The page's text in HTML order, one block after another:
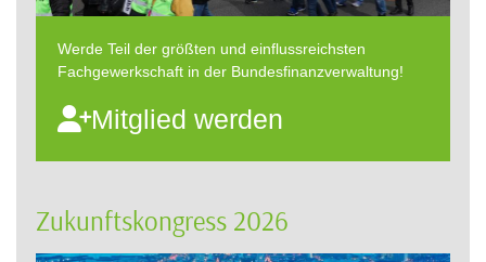
Werde Teil der größten und einflussreichsten
Fachgewerkschaft in der Bundesfinanzverwaltung!
Mitglied werden
Zukunftskongress 2026